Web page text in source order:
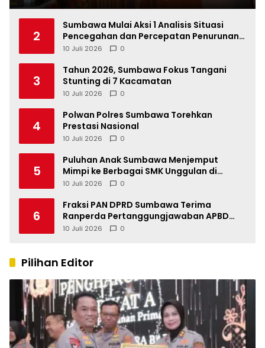
2
Sumbawa Mulai Aksi 1 Analisis Situasi
Pencegahan dan Percepatan Penurunan
Stunting Tahun 2026
10 Juli 2026 0
3
Tahun 2026, Sumbawa Fokus Tangani
Stunting di 7 Kacamatan
10 Juli 2026 0
4
Polwan Polres Sumbawa Torehkan
Prestasi Nasional
10 Juli 2026 0
5
Puluhan Anak Sumbawa Menjemput
Mimpi ke Berbagai SMK Unggulan di
Indonesia
10 Juli 2026 0
6
Fraksi PAN DPRD Sumbawa Terima
Ranperda Pertanggungjawaban APBD
2025, Soroti SILPA Rp201,68 Miliar dan
10 Juli 2026 0
Pilihan Editor